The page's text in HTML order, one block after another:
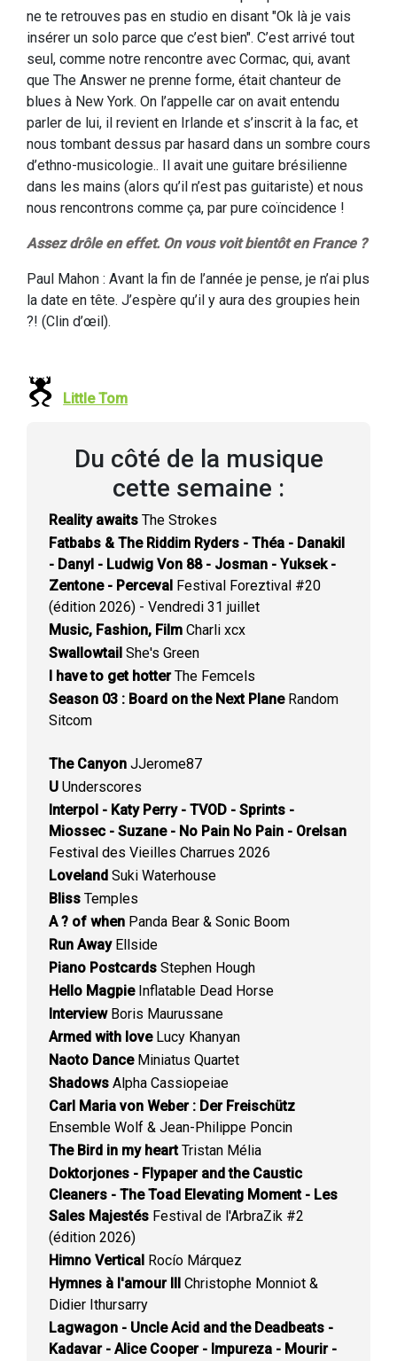
ne te retrouves pas en studio en disant "Ok là je vais
insérer un solo parce que c’est bien". C’est arrivé tout
seul, comme notre rencontre avec Cormac, qui, avant
que The Answer ne prenne forme, était chanteur de
blues à New York. On l’appelle car on avait entendu
parler de lui, il revient en Irlande et s’inscrit à la fac, et
nous tombant dessus par hasard dans un sombre cours
d’ethno-musicologie.. Il avait une guitare brésilienne
dans les mains (alors qu’il n’est pas guitariste) et nous
nous rencontrons comme ça, par pure coïncidence !
Assez drôle en effet. On vous voit bientôt en France ?
Paul Mahon : Avant la fin de l’année je pense, je n’ai plus
la date en tête. J’espère qu’il y aura des groupies hein
?! (Clin d’œil).
Little Tom
Du côté de la musique
cette semaine :
Reality awaits The Strokes
Fatbabs & The Riddim Ryders - Théa - Danakil
- Danyl - Ludwig Von 88 - Josman - Yuksek -
Zentone - Perceval Festival Foreztival #20
(édition 2026) - Vendredi 31 juillet
Music, Fashion, Film Charli xcx
Swallowtail She's Green
I have to get hotterThe Femcels
Season 03 : Board on the Next PlaneRandom
Sitcom
The Canyon JJerome87
U Underscores
Interpol - Katy Perry - TVOD - Sprints -
Miossec - Suzane - No Pain No Pain - Orelsan
Festival des Vieilles Charrues 2026
Loveland Suki Waterhouse
Bliss Temples
A ? of when Panda Bear & Sonic Boom
Run AwayEllside
Piano Postcards Stephen Hough
Hello MagpieInflatable Dead Horse
InterviewBoris Maurussane
Armed with loveLucy Khanyan
Naoto DanceMiniatus Quartet
Shadows Alpha Cassiopeiae
Carl Maria von Weber : Der Freischütz
Ensemble Wolf & Jean-Philippe Poncin
The Bird in my heartTristan Mélia
Doktorjones - Flypaper and the Caustic
Cleaners - The Toad Elevating Moment - Les
Sales Majestés Festival de l'ArbraZik #2
(édition 2026)
Himno Vertical Rocío Márquez
Hymnes à l'amour III Christophe Monniot &
Didier Ithursarry
Lagwagon - Uncle Acid and the Deadbeats -
Kadavar - Alice Cooper - Impureza - Mourir -